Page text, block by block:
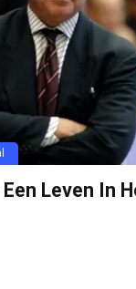
Leven In